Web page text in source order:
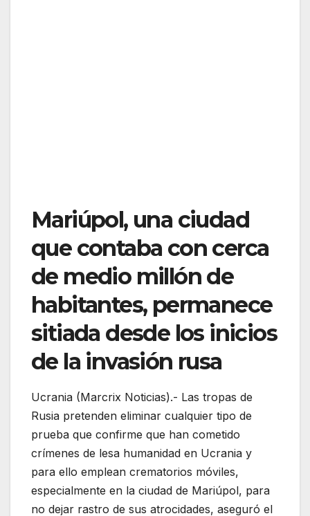
Mariúpol, una ciudad
que contaba con cerca
de medio millón de
habitantes, permanece
sitiada desde los inicios
de la invasión rusa
Ucrania (Marcrix Noticias).- Las tropas de
Rusia pretenden eliminar cualquier tipo de
prueba que confirme que han cometido
crímenes de lesa humanidad en Ucrania y
para ello emplean crematorios móviles,
especialmente en la ciudad de Mariúpol, para
no dejar rastro de sus atrocidades, aseguró el